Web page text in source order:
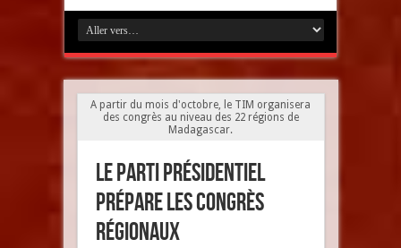
A partir du mois d'octobre, le TIM organisera
des congrès au niveau des 22 régions de
Madagascar.
Le parti présidentiel
prépare les congrès
régionaux